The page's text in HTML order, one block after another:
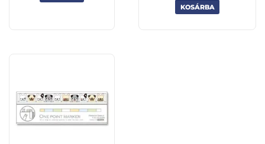
KOSÁRBA